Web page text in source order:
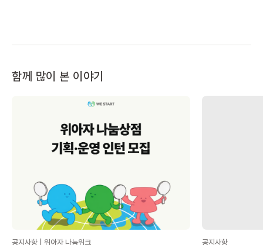
함께 많이 본 이야기
공지사항 | 위아자 나눔위크 공지사항